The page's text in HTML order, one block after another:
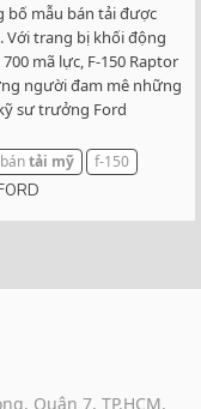
bố mẫu bán tải được
Với trang bị khối động
mã lực, F-150 Raptor
người đam mê những
sư trưởng Ford
bántải mỹ
f-150
Quận 7, TP.HCM,